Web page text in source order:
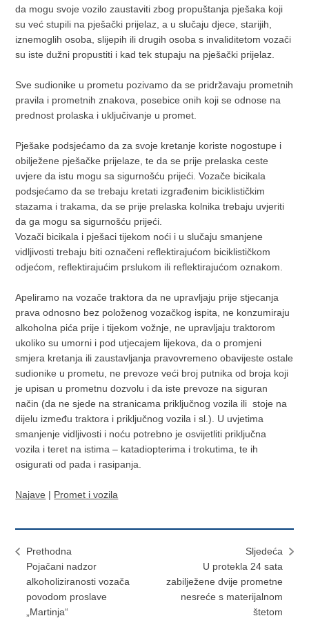
da mogu svoje vozilo zaustaviti zbog propuštanja pješaka koji
su već stupili na pješački prijelaz, a u slučaju djece, starijih,
iznemoglih osoba, slijepih ili drugih osoba s invaliditetom vozači
su iste dužni propustiti i kad tek stupaju na pješački prijelaz.
Sve sudionike u prometu pozivamo da se pridržavaju prometnih
pravila i prometnih znakova, posebice onih koji se odnose na
prednost prolaska i uključivanje u promet.
Pješake podsjećamo da za svoje kretanje koriste nogostupe i
obilježene pješačke prijelaze, te da se prije prelaska ceste
uvjere da istu mogu sa sigurnošću prijeći. Vozače bicikala
podsjećamo da se trebaju kretati izgrađenim biciklističkim
stazama i trakama, da se prije prelaska kolnika trebaju uvjeriti
da ga mogu sa sigurnošću prijeći.
Vozači bicikala i pješaci tijekom noći i u slučaju smanjene
vidljivosti trebaju biti označeni reflektirajućom biciklističkom
odjećom, reflektirajućim prslukom ili reflektirajućom oznakom.
Apeliramo na vozače traktora da ne upravljaju prije stjecanja
prava odnosno bez položenog vozačkog ispita, ne konzumiraju
alkoholna pića prije i tijekom vožnje, ne upravljaju traktorom
ukoliko su umorni i pod utjecajem lijekova, da o promjeni
smjera kretanja ili zaustavljanja pravovremeno obavijeste ostale
sudionike u prometu, ne prevoze veći broj putnika od broja koji
je upisan u prometnu dozvolu i da iste prevoze na siguran
način (da ne sjede na stranicama priključnog vozila ili stoje na
dijelu između traktora i priključnog vozila i sl.). U uvjetima
smanjenje vidljivosti i noću potrebno je osvijetliti priključna
vozila i teret na istima – katadiopterima i trokutima, te ih
osigurati od pada i rasipanja.
Najave | Promet i vozila
Prethodna
Pojačani nadzor
alkoholiziranosti vozača
povodom proslave
„Martinja“
Sljedeća
U protekla 24 sata
zabilježene dvije prometne
nesreće s materijalnom
štetom